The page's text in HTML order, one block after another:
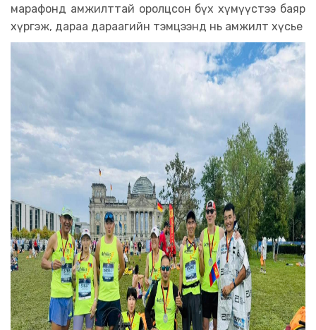
марафонд амжилттай оролцсон бүх хүмүүстээ баяр
хүргэж, дараа дараагийн тэмцээнд нь амжилт хүсье